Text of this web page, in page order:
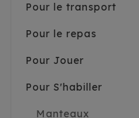
Pour le transport
Pour le repas
Pour Jouer
Pour S'habiller
Manteaux